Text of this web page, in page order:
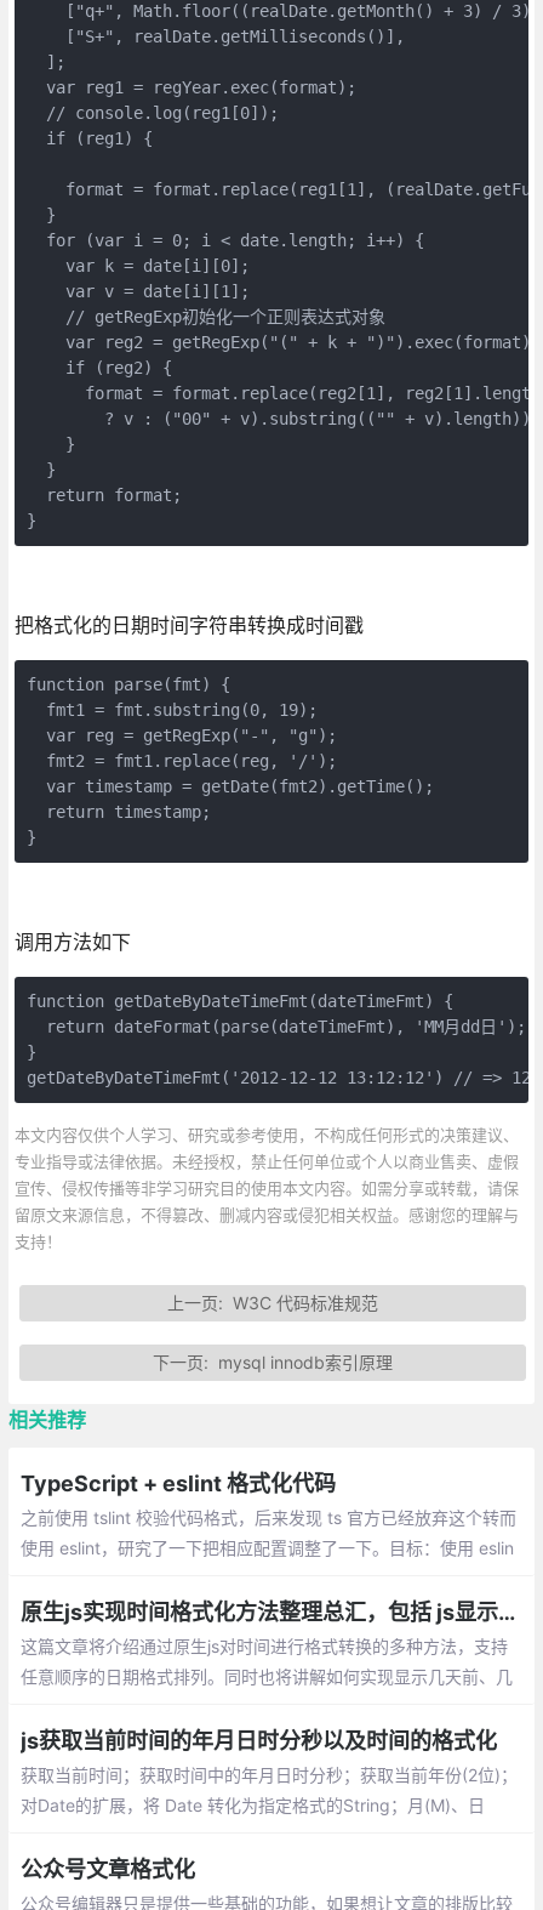
["q+", Math.floor((realDate.getMonth() + 3) /
    ["S+", realDate.getMilliseconds()],
  ];
  var reg1 = regYear.exec(format);
  // console.log(reg1[0]);
  if (reg1) {
format = format.replace(reg1[1],
  }
  for (var i = 0; i < date.length; i++) {
    var k = date[i][0];
    var v = date[i][1];
    // getRegExp初始化一个正则表达式对象
    var reg2 = getRegExp("(" + k + ")").exec(format);
    if (reg2) {
format = format.replace(reg2[1],
        ? v : ("00" + v).substring(("" + v).length));
    }
  }
  return format;
}
把格式化的日期时间字符串转换成时间戳
function parse(fmt) {
  fmt1 = fmt.substring(0, 19);
  var reg = getRegExp("-", "g");
  fmt2 = fmt1.replace(reg, '/');
  var timestamp = getDate(fmt2).getTime();
  return timestamp;
}
调用方法如下
function getDateByDateTimeFmt(dateTimeFmt) {
  return dateFormat(parse(dateTimeFmt), 'MM月dd日');
}
getDateByDateTimeFmt('2012-12-12 13:12:12') // => 12
本文内容仅供个人学习、研究或参考使用，不构成任何形式的决策建议、
专业指导或法律依据。未经授权，禁止任何单位或个人以商业售卖、虚假
宣传、侵权传播等非学习研究目的使用本文内容。如需分享或转载，请保
留原文来源信息，不得篡改、删减内容或侵犯相关权益。感谢您的理解与
支持！
上一页: W3C 代码标准规范
下一页: mysql innodb索引原理
相关推荐
TypeScript + eslint 格式化代码
之前使用 tslint 校验代码格式，后来发现 ts 官方已经放弃这个转而
使用 eslint，研究了一下把相应配置调整了一下。目标：使用 eslin
原生js实现时间格式化方法整理总汇，包括 js显示几天前、几小时前或者几分钟前的方法
这篇文章将介绍通过原生js对时间进行格式转换的多种方法，支持
任意顺序的日期格式排列。同时也将讲解如何实现显示几天前、几
js获取当前时间的年月日时分秒以及时间的格式化
获取当前时间；获取时间中的年月日时分秒；获取当前年份(2位)；
对Date的扩展，将 Date 转化为指定格式的String；月(M)、日
公众号文章格式化
公众号编辑器只是提供一些基础的功能，如果想让文章的排版比较